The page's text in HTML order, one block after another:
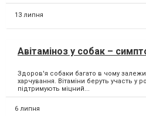
13 липня
Авітаміноз у собак –
Здоров'я собаки багато в чому
харчування. Вітаміни беруть участь у
підтримують міцний...
6 липня